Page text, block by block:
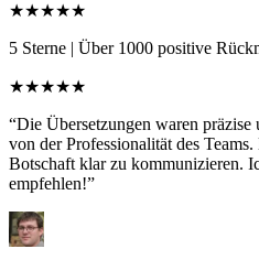
★★★★★
5 Sterne | Über 1000 positive
★★★★★
“Die Übersetzungen waren
von der Professionalität des
Botschaft klar zu kommunizieren.
empfehlen!”